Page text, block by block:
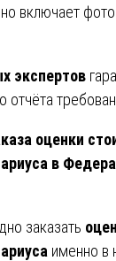
включает
экспертов
отчёта
оценки
в
заказать
именно в